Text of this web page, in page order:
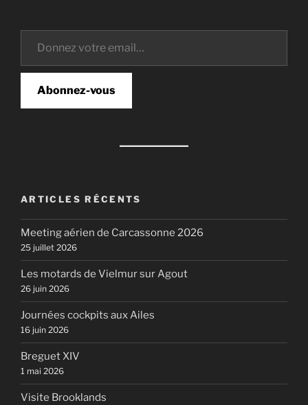
Donnez votre email…
Abonnez-vous
ARTICLES RÉCENTS
Meeting aérien de Carcassonne 2026
25 juillet 2026
Les motards de Vielmur sur Agout
26 juin 2026
Journées cockpits aux Ailes
16 juin 2026
Breguet XIV
1 mai 2026
Visite Brooklands